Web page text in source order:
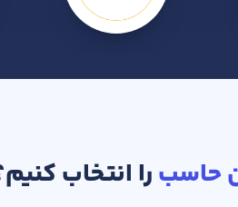
حاسبرا انتخاب